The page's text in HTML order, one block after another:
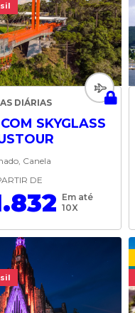
DIÁRIAS
SKYGLASS
Canela
DE
Em até
10X